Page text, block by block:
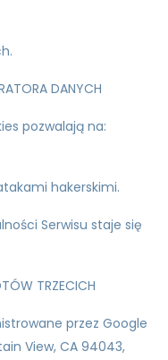
DANYCH
pozwalają na:
hakerskimi.
Serwisu staje się
TRZECICH
przez Google
View, CA 94043,